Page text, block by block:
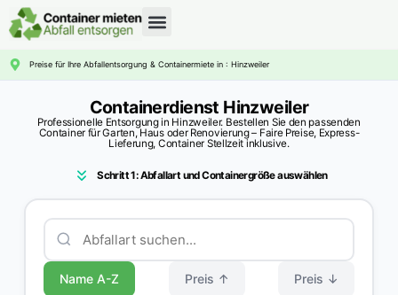
Preise für Ihre Abfallentsorgung & Containermiete in : Hinzweiler
Containerdienst Hinzweiler
Professionelle Entsorgung in Hinzweiler. Bestellen Sie den passenden
Container für Garten, Haus oder Renovierung – Faire Preise, Express-
Lieferung, Container Stellzeit inklusive.
Schritt 1: Abfallart und Containergröße auswählen
Name A-Z Preis ↑ Preis ↓